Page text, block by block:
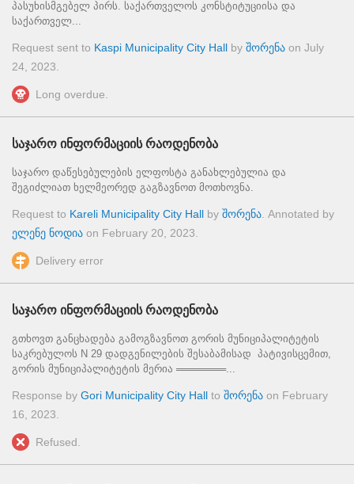
პასუხისმგებელ პირს. საქართველოს კონსტიტუციისა და
საქართველ...
Request sent to Kaspi Municipality City Hall by შორენა on July
24, 2023
Long overdue.
საჯარო ინფორმაციის რაოდენობა
საჯარო დაწესებულების ელფოსტა განახლებულია და
შეგიძლიათ ხელმეორედ გაგზავნოთ მოთხოვნა.
Request to Kareli Municipality City Hall by შორენა . Annotated by
ელენე ნოდია on February 20, 2023
Delivery error
საჯარო ინფორმაციის რაოდენობა
გთხოვთ განცხადება გამოგზავნოთ გორის მუნიციპალიტეტის
საკრებულოს N 29 დადგენილების შესაბამისად პატივისცემით,
გორის მუნიციპალიტეტის მერია ═══════...
Response by Gori Municipality City Hall to შორენა on February
16, 2023
Refused.